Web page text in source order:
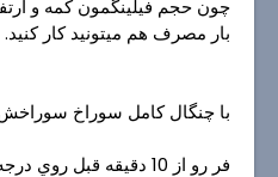
چون حجم فيلينگمون كمه و
بار مصرف هم ميتونيد كار كنيد.
با چنگال كامل سوراخ سوراخش